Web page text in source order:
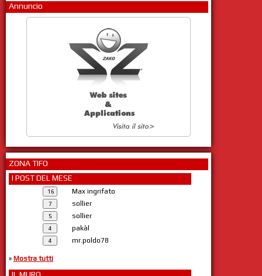
Annuncio
ZONA TIFO
I POST DEL MESE
Max ingrifato
sollier
sollier
pakàl
mr.poldo78
» Mostra tutti
IL MURO